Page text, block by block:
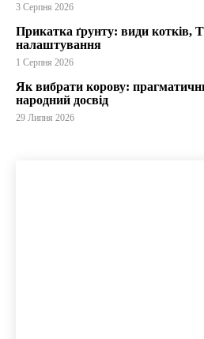
3 Серпня 2026
Прикатка ґрунту: види котків,
налаштування
1 Серпня 2026
Як вибрати корову:
народний досвід
29 Липня 2026